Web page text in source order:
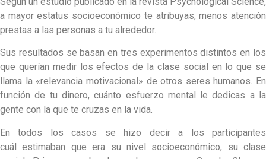
a mayor estatus socioeconómico te atribuyas, menos atención
prestas a las personas a tu alrededor.
Sus resultados se basan en tres experimentos distintos en los
que querían medir los efectos de la clase social en lo que se
llama la «relevancia motivacional» de otros seres humanos. En
función de tu dinero, cuánto esfuerzo mental le dedicas a la
gente con la que te cruzas en la vida.
En todos los casos se hizo decir a los participantes
cuál estimaban que era su nivel socioeconómico, su clase